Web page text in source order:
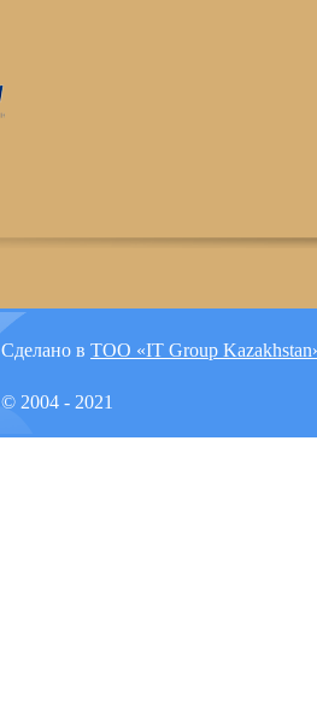
Сделано в ТОО «IT Group
© 2004 - 2021